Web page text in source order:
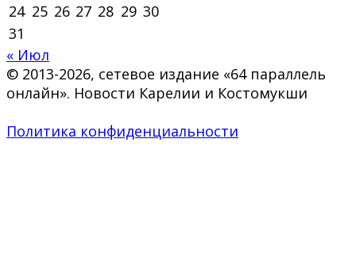
24 25 26 27 28 29 30
31
« Июл
© 2013-2026, сетевое издание «64 параллель
онлайн». Новости Карелии и Костомукши
Политика конфиденциальности